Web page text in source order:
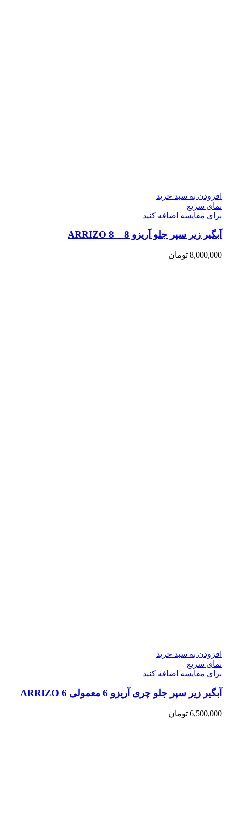
افزودن به سبد خرید
نمای سریع
برای مقایسه اضافه کنید
آبگیر زیر سپر جلو آریزو 8 _ ARRIZO 8
8,000,000 تومان
افزودن به سبد خرید
نمای سریع
برای مقایسه اضافه کنید
آبگیر زیر سپر جلو چری آریزو 6 معمولی ARRIZO 6
6,500,000 تومان